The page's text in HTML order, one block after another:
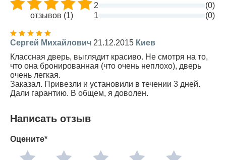
отзывов (1)
2
(0)
1
(0)
Сергей Михайлович 21.12.2015 Киев
Классная дверь, выглядит красиво. Не смотря на то,
что она бронированная (что очень неплохо), дверь
очень легкая.
Заказал. Привезли и установили в течении 3 дней.
Дали гарантию. В общем, я доволен.
Написать отзыв
Оцените*